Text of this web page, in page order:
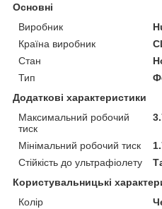
Основні
Виробник
Країна виробник
Стан
Тип
Додаткові характеристики
Максимальний робочий
тиск
Мінімальний робочий тиск
Стійкість до ультрафіолету
Користувальницькі
Колір